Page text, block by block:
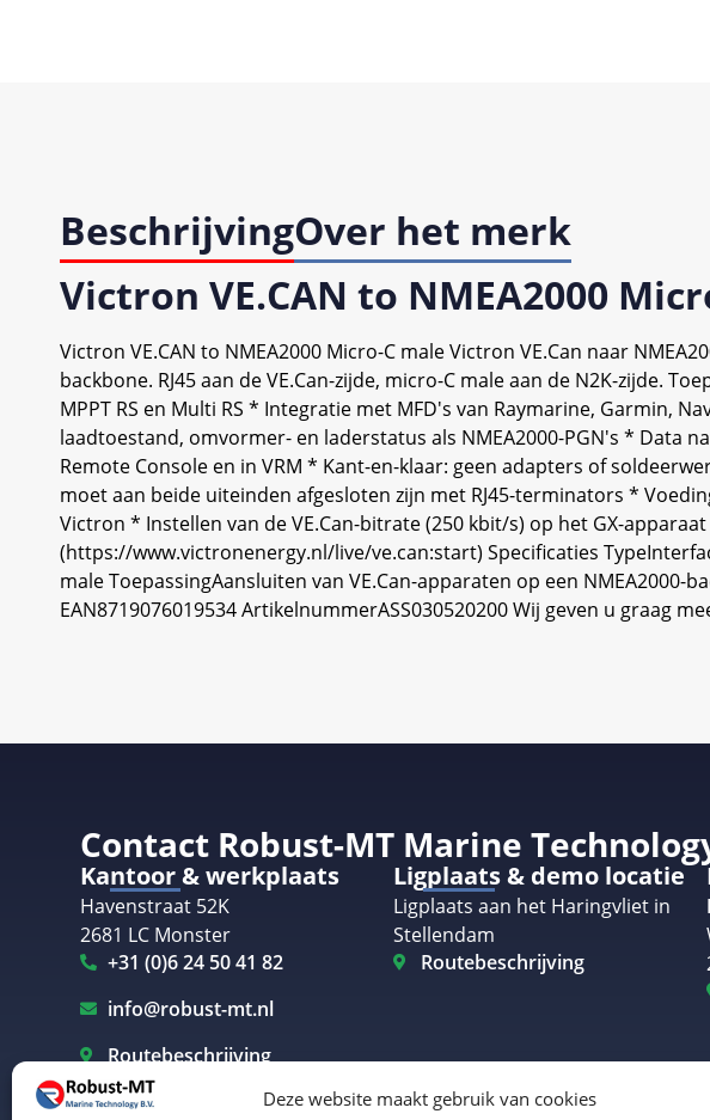
Deze website maakt gebruik van cookies
BeschrijvingOver het merk
Victron VE.CAN to NMEA2000
Victron VE.CAN to NMEA2000 Micro-C male Victron VE.Can naar
backbone. RJ45 aan de VE.Can-zijde, micro-C male aan de N2K-zijde.
MPPT RS en Multi RS * Integratie met MFD's van Raymarine, Garmin,
laadtoestand, omvormer- en laderstatus als NMEA2000-PGN's * Data
Remote Console en in VRM * Kant-en-klaar: geen adapters of
moet aan beide uiteinden afgesloten zijn met RJ45-terminators *
Victron * Instellen van de VE.Can-bitrate (250 kbit/s) op het GX-
(https://www.victronenergy.nl/live/ve.can:start) Specificaties
male ToepassingAansluiten van VE.Can-apparaten op een
EAN8719076019534 ArtikelnummerASS030520200 Wij geven u graag
Contact Robust-MT Marine
Kantoor & werkplaats
Havenstraat 52K
2681 LC Monster
+31 (0)6 24 50 41 82
info@robust-mt.nl
Routebeschrijving
Ligplaats & demo locatie
Ligplaats aan het Haringvliet in
Stellendam
Routebeschrijving